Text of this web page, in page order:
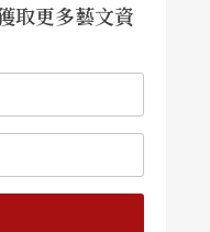
取更多藝文資